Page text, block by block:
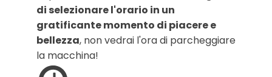
di selezionare l'orario in un
gratificante momento di piacere e
bellezza, non vedrai l'ora di parcheggiare
la macchina!